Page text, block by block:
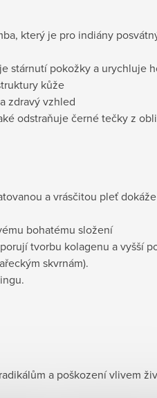
který je pro indiány
stárnutí pokožky a urychluje
kůže
zdravý vzhled
odstraňuje černé tečky z
a vrásčitou pleť
bohatému složení
tvorbu kolagenu a vyšší
skvrnám).
a poškození vlivem